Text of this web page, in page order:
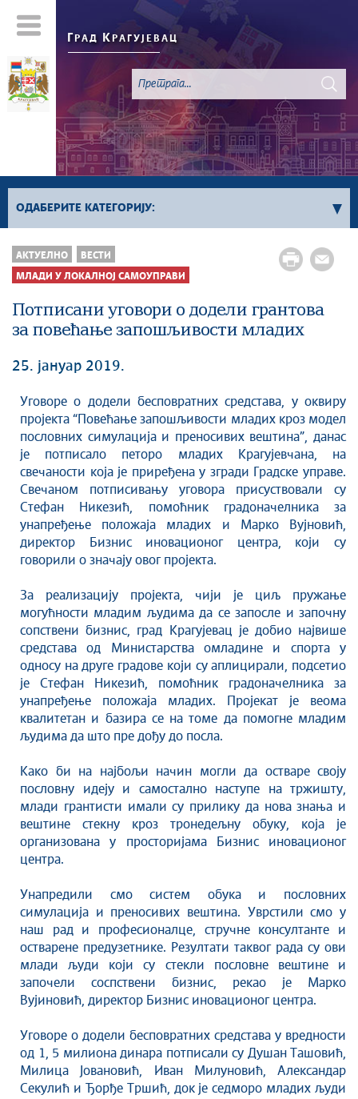
Г РАД К РАГУЈЕВАЦ
ОДАБЕРИТЕ КАТЕГОРИЈУ:
Све вести
Актуелно
Генерално
Култура
Социјална заштита
Спорт
Седнице Градског већа
Седнице Скупштине
Туризам
Крагујевац - Град у парку
Екологија
Млади у локалној самоуправи
НВО
Међународна сарадња
Позив за медије
Избори
Октобарске свечаности
Образовање
Савет за координацију послова безбедности
саобраћаја
Људска и мањинска права
АКТУЕЛНО ВЕСТИ
МЛАДИ У ЛОКАЛНОЈ САМОУПРАВИ
Потписани уговори о додели грантова
за повећање запошљивости младих
25. јануар 2019.
Уговоре о додели бесповратних средстава, у оквиру
пројекта “Повећање запошљивости младих кроз модел
пословних симулација и преносивих вештина”, данас
је потписало петоро младих Крагујевчана, на
свечаности која је приређена у згради Градске управе.
Свечаном потписивању уговора присуствовали су
Стефан Никезић, помоћник градоначелника за
унапређење положаја младих и Марко Вујновић,
директор Бизнис иновационог центра, који су
говорили о значају овог пројекта.
За реализацију пројекта, чији је циљ пружање
могућности младим људима да се запосле и започну
сопствени бизнис, град Крагујевац је добио највише
средстава од Министарства омладине и спорта у
односу на друге градове који су аплицирали, подсетио
је Стефан Никезић, помоћник градоначелника за
унапређење положаја младих. Пројекат је веома
квалитетан и базира се на томе да помогне младим
људима да што пре дођу до посла.
Како би на најбољи начин могли да остваре своју
пословну идеју и самостално наступе на тржишту,
млади грантисти имали су прилику да нова знања и
вештине стекну кроз тронедељну обуку, која је
организована у просторијама Бизнис иновационог
центра.
Унапредили смо систем обука и пословних
симулација и преносивих вештина. Уврстили смо у
наш рад и професионалце, стручне консултанте и
остварене предузетнике. Резултати таквог рада су ови
млади људи који су стекли пословне вештине и
започели соспствени бизнис, рекао је Марко
Вујиновић, директор Бизнис иновационог центра.
Уговоре о додели бесповратних средстава у вредности
од 1, 5 милиона динара потписали су Душан Ташовић,
Милица Јовановић, Иван Милуновић, Александар
Секулић и Ђорђе Тршић, док је седморо младих људи